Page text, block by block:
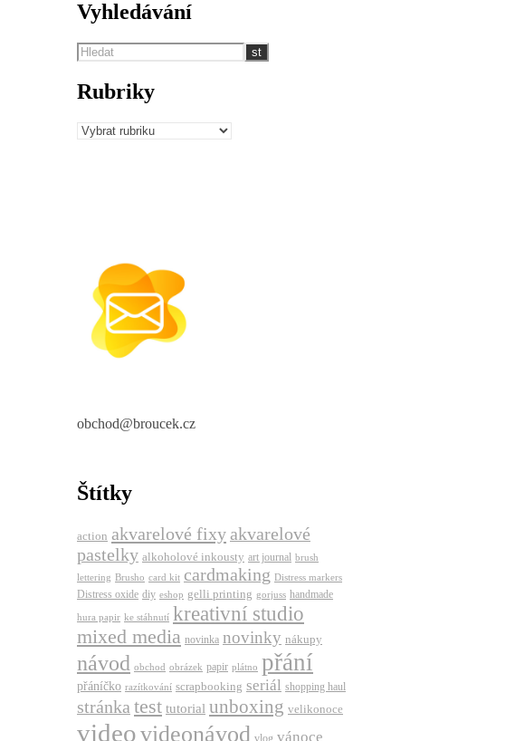
Vyhledávání
Rubriky
Rubriky
obchod@broucek.cz
Štítky
action akvarelové fixyakvarelové
pastelky alkoholové inkousty art journal brush
lettering Brusho card kit cardmaking Distress markers
Distress oxide diy eshop gelli printing gorjuss handmade
hura papir ke stáhnutí kreativní studio
mixed media novinka novinky nákupy
návod obchod obrázek papir plátno přání
přáníčko razítkování scrapbooking seriál shopping haul
stránka test tutorial unboxing velikonoce
videovideonávod vlog vánoce